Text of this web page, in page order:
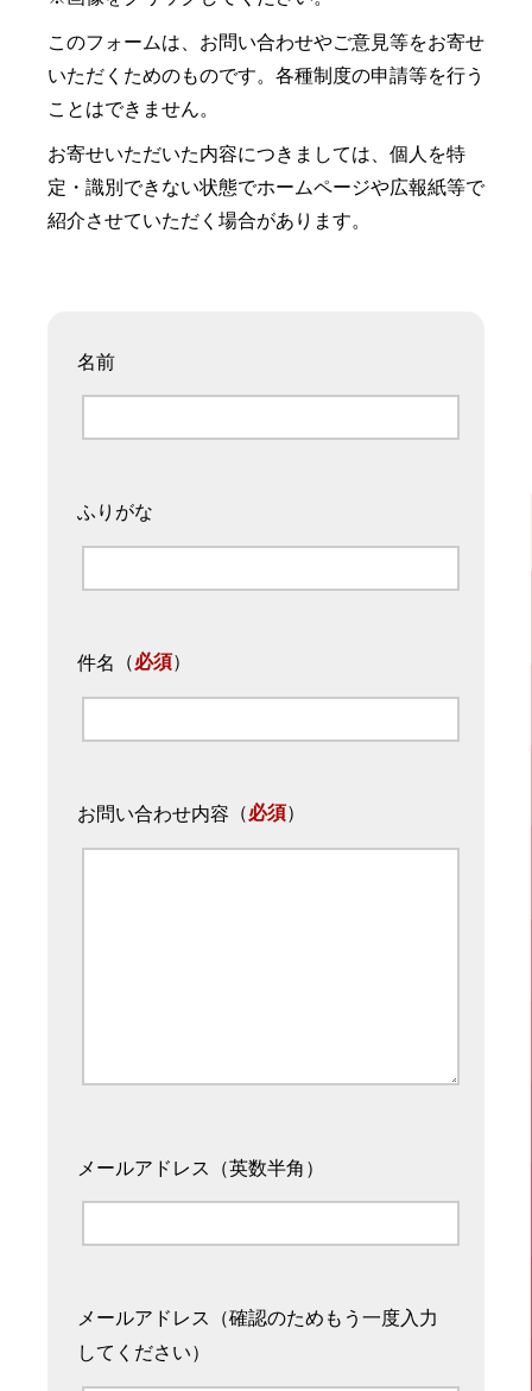
このフォームは、お問い合わせやご意見等をお寄せ
いただくためのものです。各種制度の申請等を行う
ことはできません。
お寄せいただいた内容につきましては、個人を特
定・識別できない状態でホームページや広報紙等で
紹介させていただく場合があります。
名前
ふりがな
件名 （必須）
お問い合わせ内容 （必須）
メールアドレス（英数半角）
メールアドレス（確認のためもう一度入力
してください）